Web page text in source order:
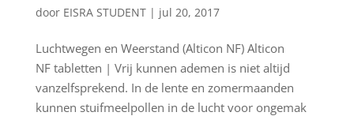
door EISRA STUDENT| jul 20, 2017
Luchtwegen en Weerstand (Alticon NF) Alticon
NF tabletten | Vrij kunnen ademen is niet altijd
vanzelfsprekend. In de lente en zomermaanden
kunnen stuifmeelpollen in de lucht voor ongemak